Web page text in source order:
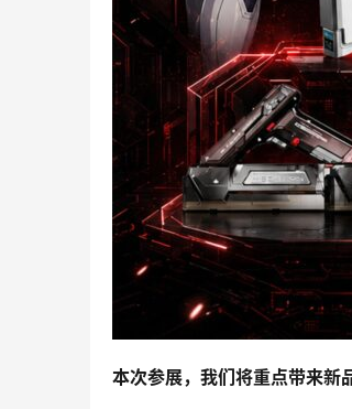
本次参展，我们将重点带来新